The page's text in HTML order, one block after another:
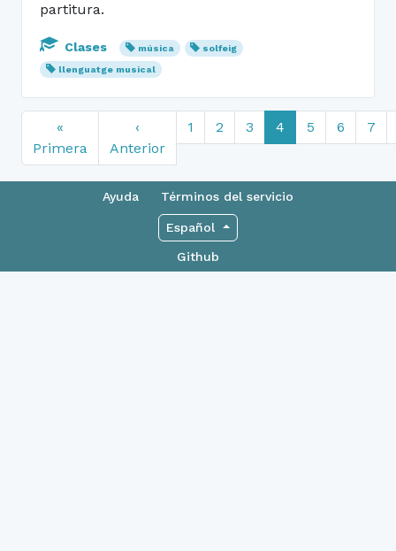
partitura.
Clases música
solfeig
llenguatge musical
«
Primera
‹
Anterior
1 2 3 4 5 6 7
Ayuda Términos del servicio
Español
Github